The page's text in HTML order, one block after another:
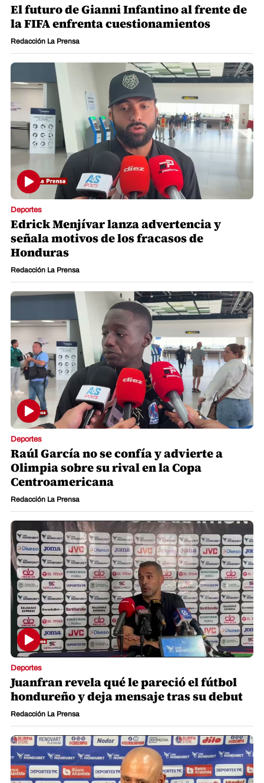
El futuro de Gianni Infantino al frente de
la FIFA enfrenta cuestionamientos
Redacción La Prensa
Deportes
Edrick Menjívar lanza advertencia y
señala motivos de los fracasos de
Honduras
Redacción La Prensa
Deportes
Raúl García no se confía y advierte a
Olimpia sobre su rival en la Copa
Centroamericana
Redacción La Prensa
Deportes
Juanfran revela qué le pareció el fútbol
hondureño y deja mensaje tras su debut
Redacción La Prensa